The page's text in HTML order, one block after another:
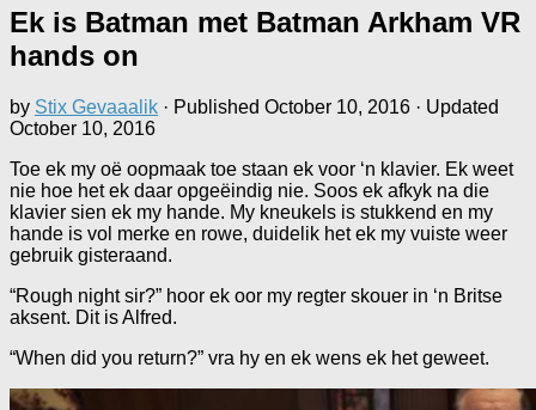
Ek is Batman met Batman Arkham VR
hands on
by Stix Gevaaalik · Published October 10, 2016 · Updated
October 10, 2016
Toe ek my oë oopmaak toe staan ek voor ‘n klavier. Ek weet
nie hoe het ek daar opgeëindig nie. Soos ek afkyk na die
klavier sien ek my hande. My kneukels is stukkend en my
hande is vol merke en rowe, duidelik het ek my vuiste weer
gebruik gisteraand.
“Rough night sir?” hoor ek oor my regter skouer in ‘n Britse
aksent. Dit is Alfred.
“When did you return?” vra hy en ek wens ek het geweet.